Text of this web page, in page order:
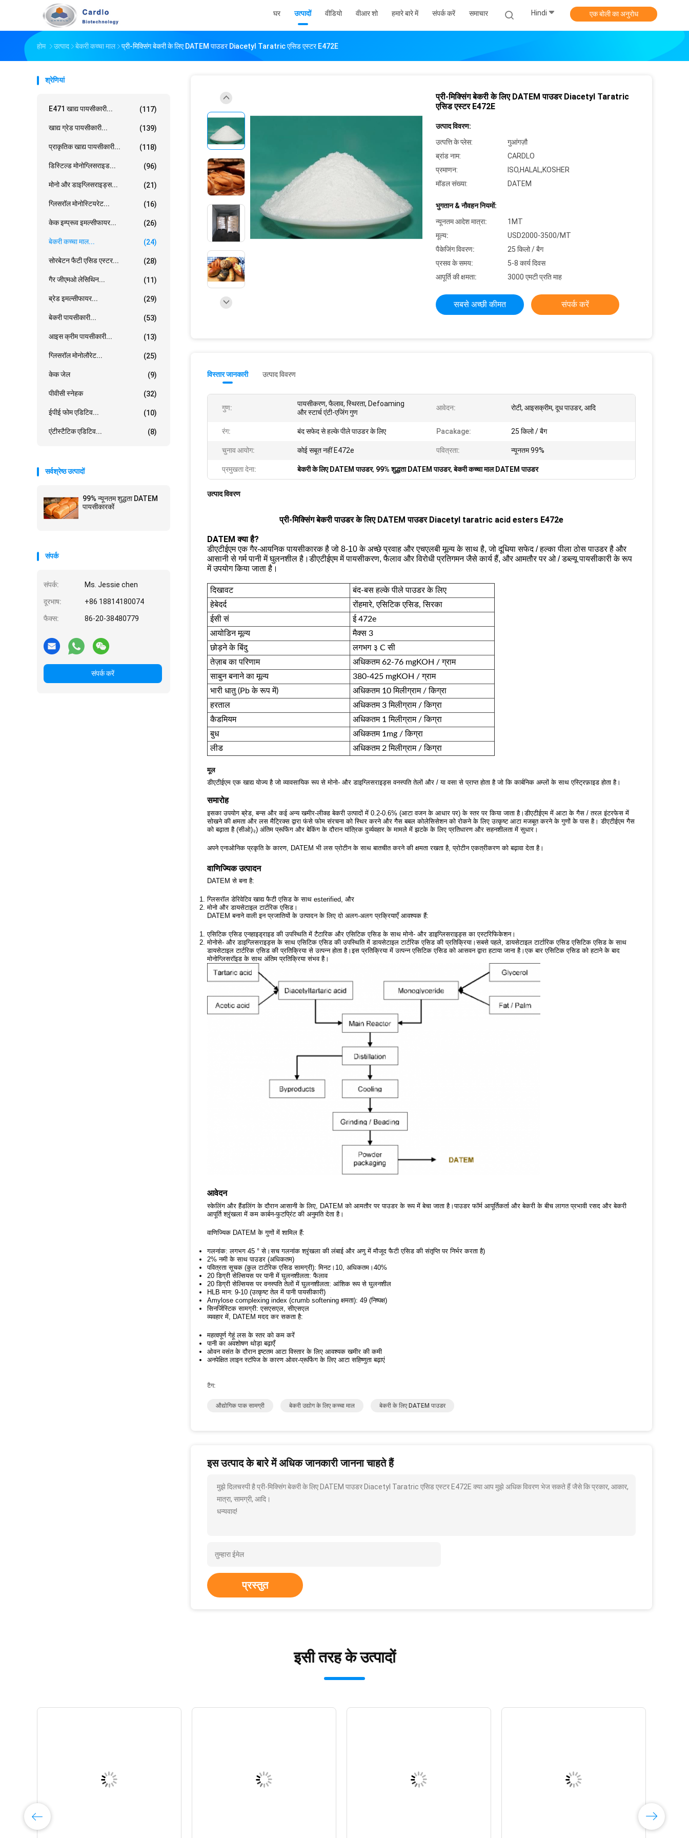
घर उत्पादों वीडियो वीआर शो हमारे बारे में संपर्क करें समाचार Hindi एक बोली का अनुरोध
होम उत्पाद बेकरी कच्चा माल प्री-मिक्सिंग बेकरी के लिए DATEM पाउडर Diacetyl Taratric एसिड एस्टर E472E
श्रेणियां
E471 खाद्य पायसीकारी... (117)
खाद्य ग्रेड पायसीकारी... (139)
प्राकृतिक खाद्य पायसीकारी... (118)
डिस्टिल्ड मोनोग्लिसराइड... (96)
मोनो और डाइग्लिसराइड्स... (21)
ग्लिसरॉल मोनोस्टियरेट... (16)
केक इम्प्रूव इमल्सीफायर... (26)
बेकरी कच्चा माल... (24)
सोरबेटन फैटी एसिड एस्टर... (28)
गैर जीएमओ लेसिथिन... (11)
ब्रेड इमल्सीफायर... (29)
बेकरी पायसीकारी... (53)
आइस क्रीम पायसीकारी... (13)
ग्लिसरॉल मोनोलौरेट... (25)
केक जेल (9)
पीवीसी स्नेहक (32)
ईपीई फोम एडिटिव... (10)
एंटीस्टैटिक एडिटिव... (8)
सर्वश्रेष्ठ उत्पादों
99% न्यूनतम शुद्धता DATEM
पायसीकारकों
संपर्क
संपर्क: Ms. Jessie chen
दूरभाष: +86 18814180074
फैक्स: 86-20-38480779
संपर्क करें
प्री-मिक्सिंग बेकरी के लिए DATEM पाउडर Diacetyl Taratric
एसिड एस्टर E472E
उत्पाद विवरण:
उत्पत्ति के प्लेस:
गुआंगज़ौ
ब्रांड नाम:
CARDLO
प्रमाणन:
ISO,HALAL,KOSHER
मॉडल संख्या:
DATEM
भुगतान & नौवहन नियमों:
न्यूनतम आदेश मात्रा:
1MT
मूल्य:
USD2000-3500/MT
पैकेजिंग विवरण:
25 किलो / बैग
प्रसव के समय:
5-8 कार्य दिवस
आपूर्ति की क्षमता:
3000 एमटी प्रति माह
सबसे अच्छी कीमत संपर्क करें
विस्तार जानकारी उत्पाद विवरण
गुण:
पायसीकरण, फैलाव, स्थिरता, Defoaming
और स्टार्च एंटी-एजिंग गुण
आवेदन: रोटी, आइसक्रीम, दूध पाउडर, आदि
रंग: बंद सफेद से हल्के पीले पाउडर के लिए Pacakage: 25 किलो / बैग
चुनाव आयोग: कोई सबूत नहीं E472e पवित्रता: न्यूनतम 99%
प्रमुखता देना: बेकरी के लिए DATEM पाउडर, 99% शुद्धता DATEM पाउडर,बेकरी कच्चा माल DATEM पाउडर
उत्पाद विवरण
प्री-मिक्सिंग बेकरी पाउडर के लिए DATEM पाउडर Diacetyl taratric acid esters E472e
DATEM क्या है?
डीएटीईएम एक गैर-आयनिक पायसीकारक है जो 8-10 के अच्छे प्रवाह और एचएलबी मूल्य के साथ है, जो दूधिया सफेद / हल्का पीला ठोस पाउडर है और
आसानी से गर्म पानी में घुलनशील है।डीएटीईएम में पायसीकरण, फैलाव और विरोधी प्रतिगमन जैसे कार्य हैं, और आमतौर पर ओ / डब्ल्यू पायसीकारी के रूप
में उपयोग किया जाता है।
दिखावट बंद-बस हल्के पीले पाउडर के लिए
हेबेदर्द रोंहमारे, एसिटिक एसिड, सिरका
ईसी सं
ई 472e
आयोडिन मूल्य
मैक्स 3
छोड़ने के बिंदु
लगभग ३ C सी
तेज़ाब का परिणाम
अधिकतम 62-76 mgKOH / ग्राम
साबुन बनाने का मूल्य
380-425 mgKOH / ग्राम
भारी धातु (Pb के रूप में)
अधिकतम 10 मिलीग्राम / किग्रा
हरताल
अधिकतम 3 मिलीग्राम / किग्रा
कैडमियम
अधिकतम 1 मिलीग्राम / किग्रा
बुध
अधिकतम 1mg / किग्रा
लीड
अधिकतम 2 मिलीग्राम / किग्रा
मूल
डीएटीईएम एक खाद्य योज्य है जो व्यावसायिक रूप से मोनो- और डाइग्लिसराइड्स वनस्पति तेलों और / या वसा से प्राप्त होता है जो कि कार्बनिक अम्लों के साथ एस्ट्रिफ़ाइड होता है।
समारोह
इसका उपयोग ब्रेड, बन्स और कई अन्य खमीर-लीक्ड बेकरी उत्पादों में 0.2-0.6% (आटा वजन के आधार पर) के स्तर पर किया जाता है।डीएटीईएम में आटा के गैस / तरल इंटरफेस में
सोखने की क्षमता और लस मैट्रिक्स द्वारा फंसे फोम संरचना को स्थिर करने और गैस बबल कोलेसिसेशन को रोकने के लिए उत्कृष्ट आटा मजबूत करने के गुणों के पास है। डीएटीईएम गैस
को बढ़ाता है (सीओ)२) अंतिम प्रूफिंग और बेकिंग के दौरान यांत्रिक दुर्व्यवहार के मामले में झटके के लिए प्रतिधारण और सहनशीलता में सुधार।
अपने एनाओनिक प्रकृति के कारण, DATEM भी लस प्रोटीन के साथ बातचीत करने की क्षमता रखता है, प्रोटीन एकत्रीकरण को बढ़ावा देता है।
वाणिज्यिक उत्पादन
DATEM से बना है:
ग्लिसरॉल डेरिवेटिव खाद्य फैटी एसिड के साथ esterified, और
मोनो और डायसेटाइल टार्टरिक एसिड।
DATEM बनाने वाली इन प्रजातियों के उत्पादन के लिए दो अलग-अलग प्रक्रियाएँ आवश्यक हैं:
एसिटिक एसिड एनहाइड्राइड की उपस्थिति में टैटारिक और एसिटिक एसिड के साथ मोनो- और डाइग्लिसराइड्स का एस्टरिफिकेशन।
मोनोसे- और डाइग्लिसराइड्स के साथ एसिटिक एसिड की उपस्थिति में डायसेटाइल टार्टरिक एसिड की प्रतिक्रिया।सबसे पहले, डायसेटाइल टार्टारिक एसिड एसिटिक एसिड के साथ
डायसेटाइल टार्टरिक एसिड की प्रतिक्रिया से उत्पन्न होता है।इस प्रतिक्रिया में उत्पन्न एसिटिक एसिड को आसवन द्वारा हटाया जाना है।एक बार एसिटिक एसिड को हटाने के बाद
मोनोग्लिसरॉइड के साथ अंतिम प्रतिक्रिया संभव है।
आवेदन
स्केलिंग और हैंडलिंग के दौरान आसानी के लिए, DATEM को आमतौर पर पाउडर के रूप में बेचा जाता है।पाउडर फॉर्म आपूर्तिकर्ता और बेकरी के बीच लागत प्रभावी रसद और बेकरी
आपूर्ति श्रृंखला में कम कार्बन-फुटप्रिंट की अनुमति देता है।
वाणिज्यिक DATEM के गुणों में शामिल हैं:
गलनांक: लगभग 45 ° से।सच गलनांक श्रृंखला की लंबाई और अणु में मौजूद फैटी एसिड की संतृप्ति पर निर्भर करता है)
2% नमी के साथ पाउडर (अधिकतम)
पवित्रता सूचक (कुल टार्टरिक एसिड सामग्री): मिनट।10, अधिकतम।40%
20 डिग्री सेल्सियस पर पानी में घुलनशीलता: फैलाव
20 डिग्री सेल्सियस पर वनस्पति तेलों में घुलनशीलता: आंशिक रूप से घुलनशील
HLB मान: 9-10 (उत्कृष्ट तेल में पानी पायसीकारी)
Amylose complexing index (crumb softening क्षमता): 49 (निष्पक्ष)
सिनर्जिस्टिक सामग्री: एसएसएल, सीएसएल
व्यवहार में, DATEM मदद कर सकता है:
महत्वपूर्ण गेहूं लस के स्तर को कम करें
पानी का अवशोषण थोड़ा बढ़ाएँ
ओवन वसंत के दौरान इष्टतम आटा विस्तार के लिए आवश्यक खमीर की कमी
अनपेक्षित लाइन स्टॉपेज के कारण ओवर-प्रूफिंग के लिए आटा सहिष्णुता बढ़ाएं
टैग:
औद्योगिक पाक सामग्री बेकरी उद्योग के लिए कच्चा माल बेकरी के लिए DATEM पाउडर
इस उत्पाद के बारे में अधिक जानकारी जानना चाहते हैं
मुझे दिलचस्पी है प्री-मिक्सिंग बेकरी के लिए DATEM पाउडर Diacetyl Taratric एसिड एस्टर E472E क्या आप मुझे अधिक विवरण भेज सकते हैं जैसे कि प्रकार, आकार,
मात्रा, सामग्री, आदि।
धन्यवाद!
प्रस्तुत
इसी तरह के उत्पादों